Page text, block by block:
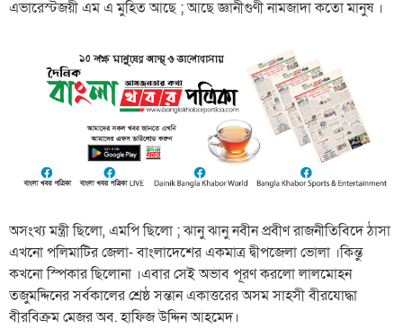
এভারেস্টজয়ী এম এ মুহিত আছে ; আছে জ্ঞানীগুণী নামজাদা কতো মানুষ ।
অসংখ্য মন্ত্রী ছিলো, এমপি ছিলো ; ঝানু ঝানু নবীন প্রবীণ রাজনীতিবিদে ঠাসা
এখনো পলিমাটির জেলা- বাংলাদেশের একমাত্র দ্বীপজেলা ভোলা ।কিন্তু
কখনো স্পিকার ছিলোনা ।এবার সেই অভাব পূরণ করলো লালমোহন
তজুমদ্দিনের সর্বকালের শ্রেষ্ঠ সন্তান একাত্তরের অসম সাহসী বীরযোদ্ধা
বীরবিক্রম মেজর অব. হাফিজ উদ্দিন আহমেদ।